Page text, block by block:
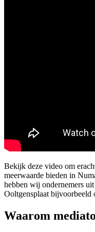
Bekijk deze video om
meerwaarde bieden in
hebben wij ondernemers
Ooltgensplaat bijvoorbeeld
Waarom